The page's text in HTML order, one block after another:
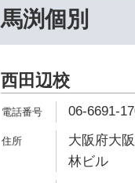
馬渕個別
西田辺校
06-6691-
大阪府大
林ビル